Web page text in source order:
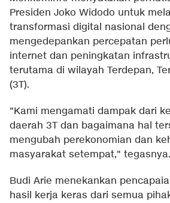
Presiden Joko Widodo untuk
transformasi digital nasional
mengedepankan percepatan
internet dan peningkatan
terutama di wilayah Terdepan,
(3T).
"Kami mengamati dampak dari
daerah 3T dan bagaimana hal
mengubah perekonomian dan
masyarakat setempat," tegasnya.
Budi Arie menekankan
hasil kerja keras dari semua